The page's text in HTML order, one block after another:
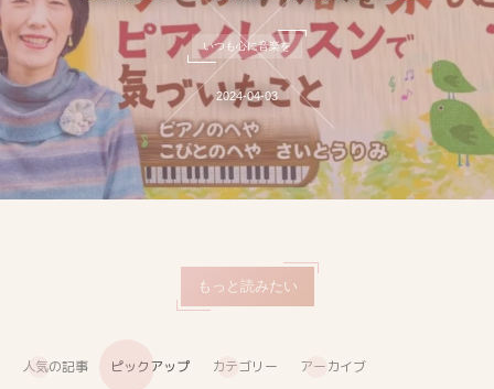
いつも心に音楽を
2024-04-03
もっと読みたい
人気の記事 ピックアップ カテゴリー アーカイブ